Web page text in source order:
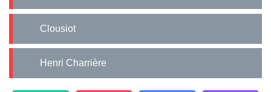
Clousiot
Henri Charrière